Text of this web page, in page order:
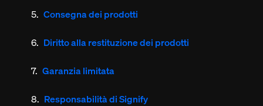
Consegna dei prodotti
Diritto alla restituzione dei prodotti
Garanzia limitata
Responsabilità di Signify